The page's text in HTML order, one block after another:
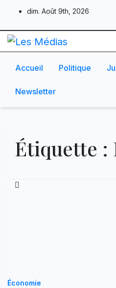
content
dim. Août 9th, 2026
Accueil Politique
Newsletter
Étiquette :
Économie